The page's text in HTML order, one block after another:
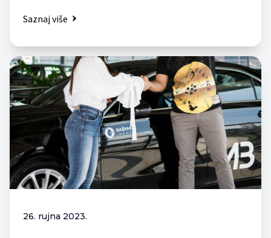
Saznaj više
26. rujna 2023.